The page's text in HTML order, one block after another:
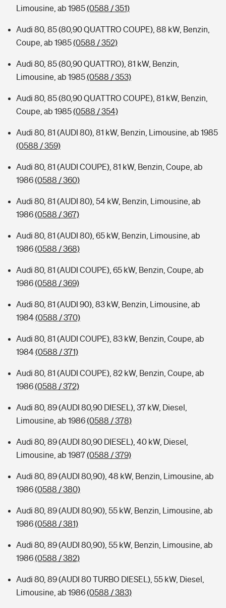
Limousine, ab 1985(0588 / 351)
Audi 80, 85 (80,90 QUATTRO COUPE), 88 kW, Benzin,
Coupe, ab 1985(0588 / 352)
Audi 80, 85 (80,90 QUATTRO), 81 kW, Benzin,
Limousine, ab 1985(0588 / 353)
Audi 80, 85 (80,90 QUATTRO COUPE), 81 kW, Benzin,
Coupe, ab 1985(0588 / 354)
Audi 80, 81 (AUDI 80), 81 kW, Benzin, Limousine, ab 1985
(0588 / 359)
Audi 80, 81 (AUDI COUPE), 81 kW, Benzin, Coupe, ab
1986(0588 / 360)
Audi 80, 81 (AUDI 80), 54 kW, Benzin, Limousine, ab
1986(0588 / 367)
Audi 80, 81 (AUDI 80), 65 kW, Benzin, Limousine, ab
1986(0588 / 368)
Audi 80, 81 (AUDI COUPE), 65 kW, Benzin, Coupe, ab
1986(0588 / 369)
Audi 80, 81 (AUDI 90), 83 kW, Benzin, Limousine, ab
1984(0588 / 370)
Audi 80, 81 (AUDI COUPE), 83 kW, Benzin, Coupe, ab
1984(0588 / 371)
Audi 80, 81 (AUDI COUPE), 82 kW, Benzin, Coupe, ab
1986(0588 / 372)
Audi 80, 89 (AUDI 80,90 DIESEL), 37 kW, Diesel,
Limousine, ab 1986(0588 / 378)
Audi 80, 89 (AUDI 80,90 DIESEL), 40 kW, Diesel,
Limousine, ab 1987(0588 / 379)
Audi 80, 89 (AUDI 80,90), 48 kW, Benzin, Limousine, ab
1986(0588 / 380)
Audi 80, 89 (AUDI 80,90), 55 kW, Benzin, Limousine, ab
1986(0588 / 381)
Audi 80, 89 (AUDI 80,90), 55 kW, Benzin, Limousine, ab
1986(0588 / 382)
Audi 80, 89 (AUDI 80 TURBO DIESEL), 55 kW, Diesel,
Limousine, ab 1986(0588 / 383)